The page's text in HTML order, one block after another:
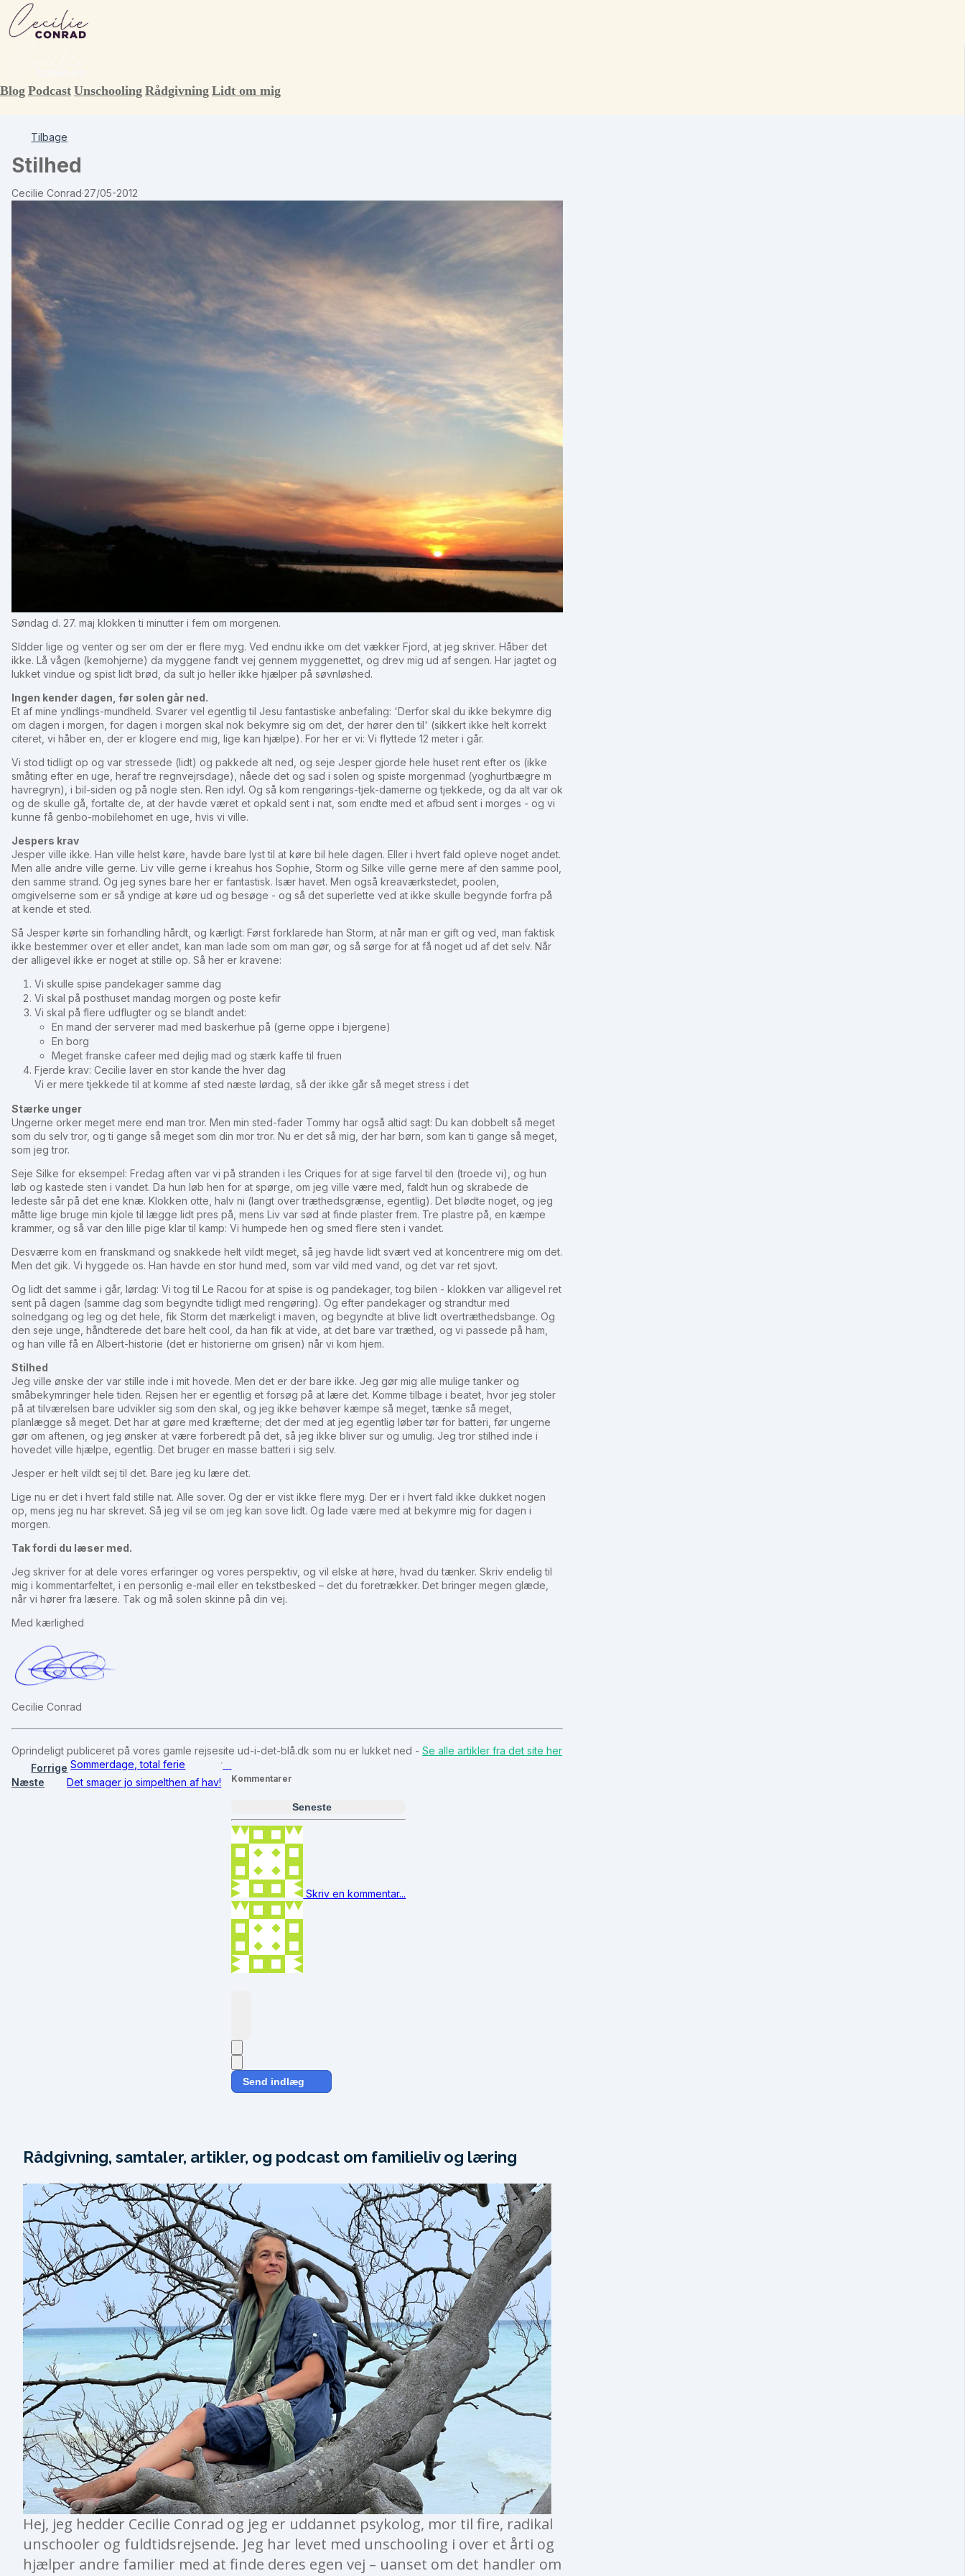
Blog Podcast Unschooling Rådgivning Lidt om mig
Tilbage
Stilhed
Cecilie Conrad·27/05-2012
Søndag d. 27. maj klokken ti minutter i fem om morgenen.
SIdder lige og venter og ser om der er flere myg. Ved endnu ikke om det vækker Fjord, at jeg skriver. Håber det
ikke. Lå vågen (kemohjerne) da myggene fandt vej gennem myggenettet, og drev mig ud af sengen. Har jagtet og
lukket vindue og spist lidt brød, da sult jo heller ikke hjælper på søvnløshed.
Ingen kender dagen, før solen går ned.
Et af mine yndlings-mundheld. Svarer vel egentlig til Jesu fantastiske anbefaling: 'Derfor skal du ikke bekymre dig
om dagen i morgen, for dagen i morgen skal nok bekymre sig om det, der hører den til' (sikkert ikke helt korrekt
citeret, vi håber en, der er klogere end mig, lige kan hjælpe). For her er vi: Vi flyttede 12 meter i går.
Vi stod tidligt op og var stressede (lidt) og pakkede alt ned, og seje Jesper gjorde hele huset rent efter os (ikke
småting efter en uge, heraf tre regnvejrsdage), nåede det og sad i solen og spiste morgenmad (yoghurtbægre m
havregryn), i bil-siden og på nogle sten. Ren idyl. Og så kom rengørings-tjek-damerne og tjekkede, og da alt var ok
og de skulle gå, fortalte de, at der havde været et opkald sent i nat, som endte med et afbud sent i morges - og vi
kunne få genbo-mobilehomet en uge, hvis vi ville.
Jespers krav
Jesper ville ikke. Han ville helst køre, havde bare lyst til at køre bil hele dagen. Eller i hvert fald opleve noget andet.
Men alle andre ville gerne. Liv ville gerne i kreahus hos Sophie, Storm og Silke ville gerne mere af den samme pool,
den samme strand. Og jeg synes bare her er fantastisk. Især havet. Men også kreaværkstedet, poolen,
omgivelserne som er så yndige at køre ud og besøge - og så det superlette ved at ikke skulle begynde forfra på
at kende et sted.
Så Jesper kørte sin forhandling hårdt, og kærligt: Først forklarede han Storm, at når man er gift og ved, man faktisk
ikke bestemmer over et eller andet, kan man lade som om man gør, og så sørge for at få noget ud af det selv. Når
der alligevel ikke er noget at stille op. Så her er kravene:
Vi skulle spise pandekager samme dag
Vi skal på posthuset mandag morgen og poste kefir
Vi skal på flere udflugter og se blandt andet:
En mand der serverer mad med baskerhue på (gerne oppe i bjergene)
En borg
Meget franske cafeer med dejlig mad og stærk kaffe til fruen
Fjerde krav: Cecilie laver en stor kande the hver dag
Vi er mere tjekkede til at komme af sted næste lørdag, så der ikke går så meget stress i det
Stærke unger
Ungerne orker meget mere end man tror. Men min sted-fader Tommy har også altid sagt: Du kan dobbelt så meget
som du selv tror, og ti gange så meget som din mor tror. Nu er det så mig, der har børn, som kan ti gange så meget,
som jeg tror.
Seje Silke for eksempel: Fredag aften var vi på stranden i les Criques for at sige farvel til den (troede vi), og hun
løb og kastede sten i vandet. Da hun løb hen for at spørge, om jeg ville være med, faldt hun og skrabede de
ledeste sår på det ene knæ. Klokken otte, halv ni (langt over træthedsgrænse, egentlig). Det blødte noget, og jeg
måtte lige bruge min kjole til lægge lidt pres på, mens Liv var sød at finde plaster frem. Tre plastre på, en kæmpe
krammer, og så var den lille pige klar til kamp: Vi humpede hen og smed flere sten i vandet.
Desværre kom en franskmand og snakkede helt vildt meget, så jeg havde lidt svært ved at koncentrere mig om det.
Men det gik. Vi hyggede os. Han havde en stor hund med, som var vild med vand, og det var ret sjovt.
Og lidt det samme i går, lørdag: Vi tog til Le Racou for at spise is og pandekager, tog bilen - klokken var alligevel ret
sent på dagen (samme dag som begyndte tidligt med rengøring). Og efter pandekager og strandtur med
solnedgang og leg og det hele, fik Storm det mærkeligt i maven, og begyndte at blive lidt overtræthedsbange. Og
den seje unge, håndterede det bare helt cool, da han fik at vide, at det bare var træthed, og vi passede på ham,
og han ville få en Albert-historie (det er historierne om grisen) når vi kom hjem.
Stilhed
Jeg ville ønske der var stille inde i mit hovede. Men det er der bare ikke. Jeg gør mig alle mulige tanker og
småbekymringer hele tiden. Rejsen her er egentlig et forsøg på at lære det. Komme tilbage i beatet, hvor jeg stoler
på at tilværelsen bare udvikler sig som den skal, og jeg ikke behøver kæmpe så meget, tænke så meget,
planlægge så meget. Det har at gøre med kræfterne; det der med at jeg egentlig løber tør for batteri, før ungerne
gør om aftenen, og jeg ønsker at være forberedt på det, så jeg ikke bliver sur og umulig. Jeg tror stilhed inde i
hovedet ville hjælpe, egentlig. Det bruger en masse batteri i sig selv.
Jesper er helt vildt sej til det. Bare jeg ku lære det.
Lige nu er det i hvert fald stille nat. Alle sover. Og der er vist ikke flere myg. Der er i hvert fald ikke dukket nogen
op, mens jeg nu har skrevet. Så jeg vil se om jeg kan sove lidt. Og lade være med at bekymre mig for dagen i
morgen.
Tak fordi du læser med.
Jeg skriver for at dele vores erfaringer og vores perspektiv, og vil elske at høre, hvad du tænker. Skriv endelig til
mig i kommentarfeltet, i en personlig e-mail eller en tekstbesked – det du foretrækker. Det bringer megen glæde,
når vi hører fra læsere. Tak og må solen skinne på din vej.
Med kærlighed
Cecilie Conrad
Oprindeligt publiceret på vores gamle rejsesite ud-i-det-blå.dk som nu er lukket ned - Se alle artikler fra det site her
Forrige Sommerdage, total ferie
Næste
Det smager jo simpelthen af hav! Kommentarer
Seneste
Skriv en kommentar...
Send indlæg
Rådgivning, samtaler, artikler, og podcast om familieliv og læring
Hej, jeg hedder Cecilie Conrad og jeg er uddannet psykolog, mor til fire, radikal
unschooler og fuldtidsrejsende. Jeg har levet med unschooling i over et årti og
hjælper andre familier med at finde deres egen vej – uanset om det handler om